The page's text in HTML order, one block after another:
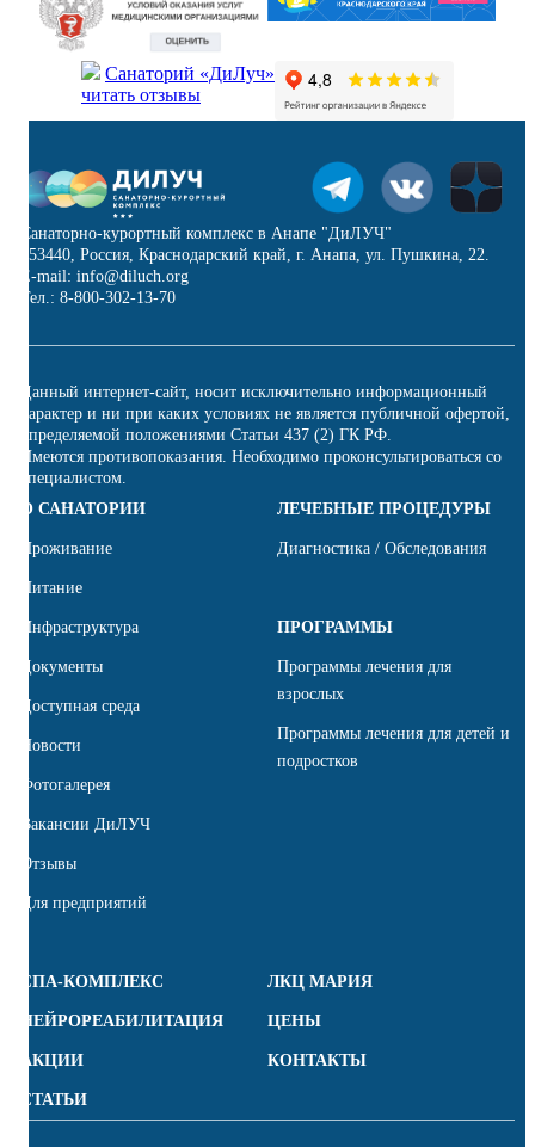
Санаторий «ДиЛуч»
читать отзывы
Санаторно-курортный комплекс в Анапе "ДиЛУЧ"
353440, Россия, Краснодарский край, г. Анапа, ул. Пушкина, 22.
E-mail: info@diluch.org
Тел.: 8-800-302-13-70
Данный интернет-сайт, носит исключительно информационный
характер и ни при каких условиях не является публичной офертой,
определяемой положениями Статьи 437 (2) ГК РФ.
Имеются противопоказания. Необходимо проконсультироваться со
специалистом.
О САНАТОРИИ
Проживание
Питание
Инфраструктура
Документы
Доступная среда
Новости
Фотогалерея
Вакансии ДиЛУЧ
Отзывы
Для предприятий
ЛЕЧЕБНЫЕ ПРОЦЕДУРЫ
Диагностика / Обследования
ПРОГРАММЫ
Программы лечения для
взрослых
Программы лечения для детей и
подростков
СПА-КОМПЛЕКС ЛКЦ МАРИЯ
НЕЙРОРЕАБИЛИТАЦИЯ ЦЕНЫ
АКЦИИ КОНТАКТЫ
СТАТЬИ